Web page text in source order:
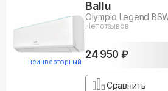
неинверторный
Ballu
Olympio Legend
Нет отзывов
24 950 ₽
Сравнить